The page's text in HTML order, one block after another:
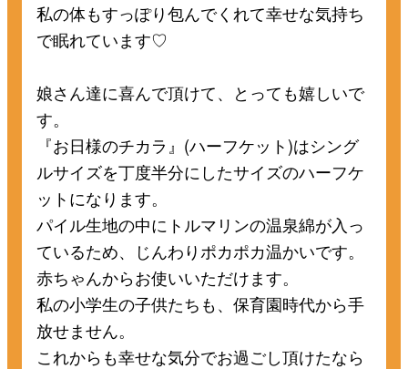
私の体もすっぽり包んでくれて幸せな気持ち
で眠れています♡
娘さん達に喜んで頂けて、とっても嬉しいで
す。
『お日様のチカラ』(ハーフケット)はシング
ルサイズを丁度半分にしたサイズのハーフケ
ットになります。
パイル生地の中にトルマリンの温泉綿が入っ
ているため、じんわりポカポカ温かいです。
赤ちゃんからお使いいただけます。
私の小学生の子供たちも、保育園時代から手
放せません。
これからも幸せな気分でお過ごし頂けたなら